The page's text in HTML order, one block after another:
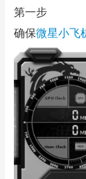
第一步
确保微星小飞